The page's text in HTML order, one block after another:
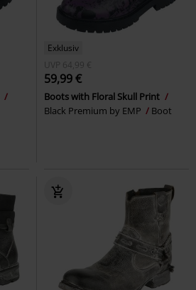
Exklusiv
UVP
64,99 €
59,99 €
Boots with Floral Skull Print
Black Premium by EMP
Boot